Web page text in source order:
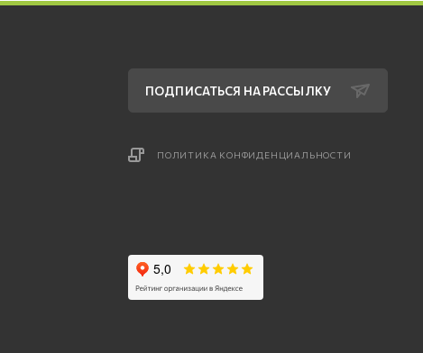
ПОДПИСАТЬСЯ НА РАССЫЛКУ
ПОЛИТИКА КОНФИДЕНЦИАЛЬНОСТИ